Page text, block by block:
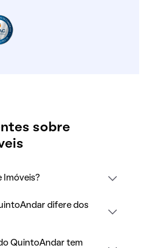
sobre
Imóveis?
difere dos
QuintoAndar tem